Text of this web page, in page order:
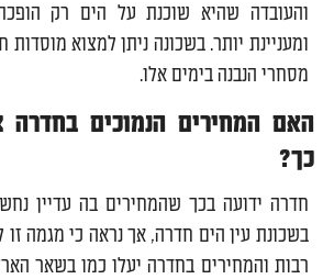
והעובדה שהיא שוכנת על הים רק
ומעניינת יותר. בשכונה ניתן למצוא מוסדות
מסחרי הנבנה בימים אלו.
האם המחירים הנמוכים בחדרה
כך?
חדרה ידועה בכך שהמחירים בה עדיין
בשכונת עין הים חדרה, אך נראה כי מגמה
רבות והמחירים בחדרה יעלו כמו בשאר